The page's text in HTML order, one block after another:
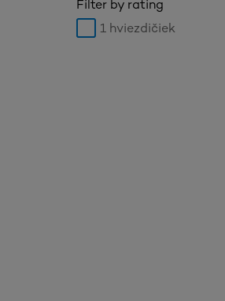
Filter by rating
1 hviezdičiek